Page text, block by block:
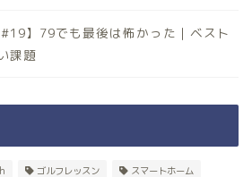
#19】79でも最後は怖かった｜ベスト
課題
ゴルフレッスン スマートホーム